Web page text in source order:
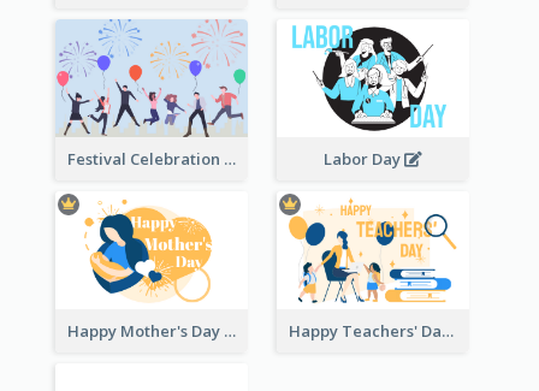
Festival Celebration Illustration Labor Day
Happy Mother's Day Happy Teachers' Day